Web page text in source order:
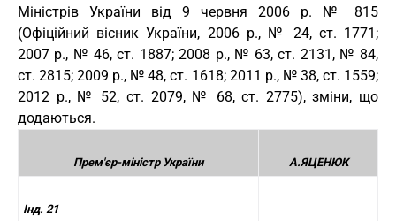
Міністрів України від 9 червня 2006 р. № 815
(Офіційний вісник України, 2006 р., № 24, ст. 1771;
2007 р., № 46, ст. 1887; 2008 р., № 63, ст. 2131, № 84,
ст. 2815; 2009 р., № 48, ст. 1618; 2011 р., № 38, ст. 1559;
2012 р., № 52, ст. 2079, № 68, ст. 2775), зміни, що
додаються.
Прем'єр-міністр України А.ЯЦЕНЮК
Інд. 21